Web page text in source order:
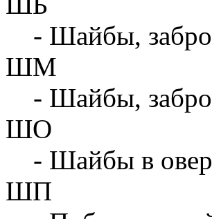
- Шайбы,
ШМ
- Шайбы,
ШО
- Шайбы в
ШП